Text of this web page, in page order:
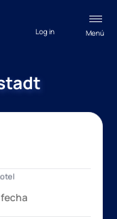
Menú
Log in